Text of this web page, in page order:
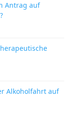
Antrag auf
Alkoholfahrt auf